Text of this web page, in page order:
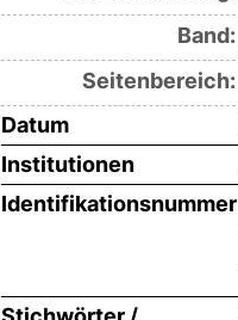
Band:
Seitenbereich:
Datum
Institutionen
Identifikationsnummer